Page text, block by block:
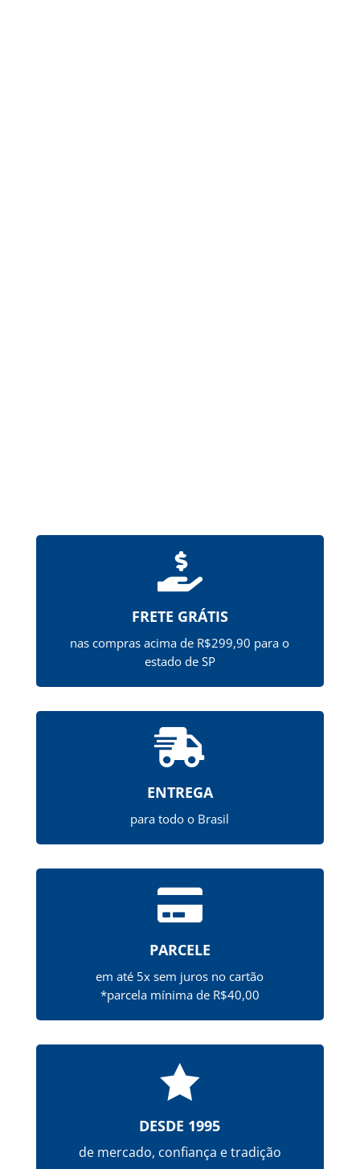

FRETE GRÁTIS
nas compras acima de R$299,90 para o
estado de SP

ENTREGA
para todo o Brasil

PARCELE
em até 5x sem juros no cartão
*parcela mínima de R$40,00

DESDE 1995
de mercado, confiança e tradição